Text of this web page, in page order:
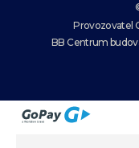
Provozovatel
BB Centrum